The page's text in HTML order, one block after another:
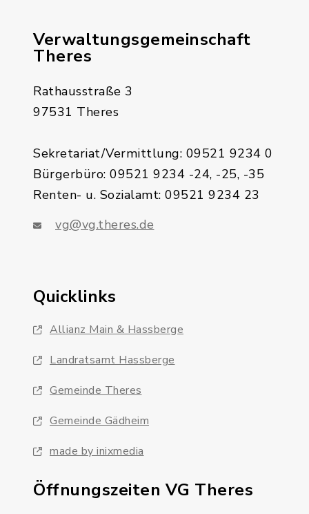
Verwaltungsgemeinschaft
Theres
Rathausstraße 3
97531 Theres
Sekretariat/Vermittlung: 09521 9234 0
Bürgerbüro: 09521 9234 -24, -25, -35
Renten- u. Sozialamt: 09521 9234 23
vg@vg.theres.de
Quicklinks
Allianz Main & Hassberge
Landratsamt Hassberge
Gemeinde Theres
Gemeinde Gädheim
made by inixmedia
Öffnungszeiten VG Theres